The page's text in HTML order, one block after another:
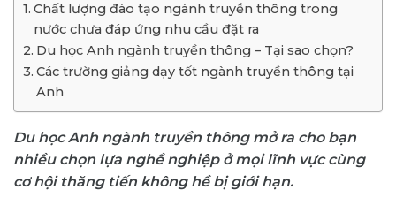
Chất lượng đào tạo ngành truyền thông trong
nước chưa đáp ứng nhu cầu đặt ra
Du học Anh ngành truyền thông – Tại sao chọn?
Các trường giảng dạy tốt ngành truyền thông tại
Anh
Du học Anh ngành truyền thông mở ra cho bạn
nhiều chọn lựa nghề nghiệp ở mọi lĩnh vực cùng
cơ hội thăng tiến không hề bị giới hạn.